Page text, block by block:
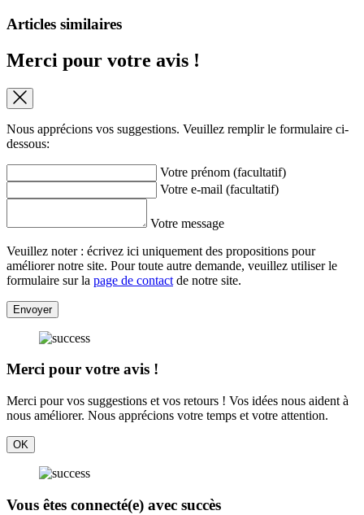
Articles similaires
Merci pour votre avis !
Nous apprécions vos suggestions. Veuillez remplir le formulaire ci-
dessous:
Votre prénom (facultatif)
Votre e-mail (facultatif)
Votre message
Veuillez noter : écrivez ici uniquement des propositions pour
améliorer notre site. Pour toute autre demande, veuillez utiliser le
formulaire sur la page de contact de notre site.
Envoyer
Merci pour votre avis !
Merci pour vos suggestions et vos retours ! Vos idées nous aident à
nous améliorer. Nous apprécions votre temps et votre attention.
OK
Vous êtes connecté(e) avec succès